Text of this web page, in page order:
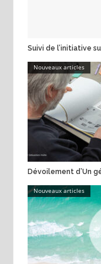
Suivi de l’initiative
Nouveaux articles
Dévoilement d’Un
Nouveaux articles